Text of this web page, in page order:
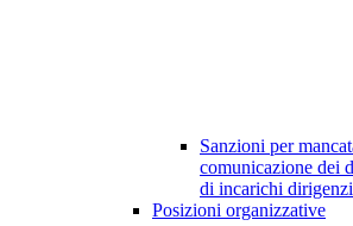
Sanzioni per
comunicazione dei
di incarichi
Posizioni organizzative